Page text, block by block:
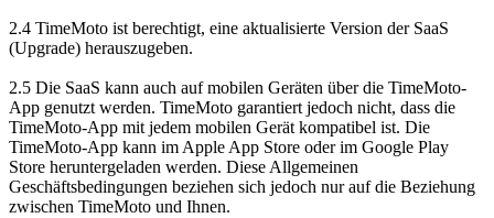
2.4 TimeMoto ist berechtigt, eine aktualisierte Version der SaaS
(Upgrade) herauszugeben.
2.5 Die SaaS kann auch auf mobilen Geräten über die TimeMoto-
App genutzt werden. TimeMoto garantiert jedoch nicht, dass die
TimeMoto-App mit jedem mobilen Gerät kompatibel ist. Die
TimeMoto-App kann im Apple App Store oder im Google Play
Store heruntergeladen werden. Diese Allgemeinen
Geschäftsbedingungen beziehen sich jedoch nur auf die Beziehung
zwischen TimeMoto und Ihnen.